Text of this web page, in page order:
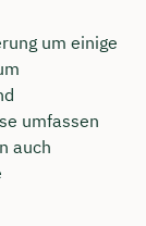
um einige
umfassen
auch